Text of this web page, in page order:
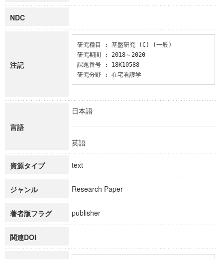
NDC
注記
研究種目 : 基盤研究 (C) (一般)
研究期間 : 2018～2020
課題番号 : 18K10588
研究分野 : 在宅看護学
言語
日本語
英語
資源タイプ text
ジャンル Research Paper
著者版フラグ publisher
関連DOI